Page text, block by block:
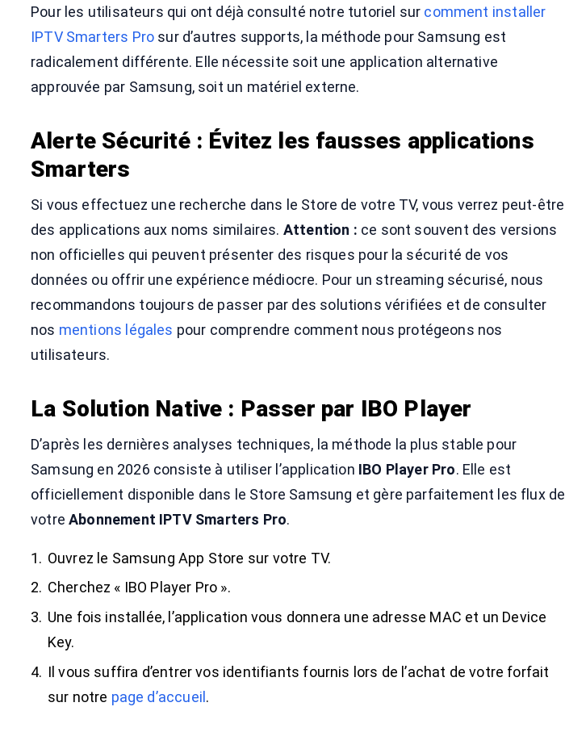
Pour les utilisateurs qui ont déjà consulté notre tutoriel sur comment installer
IPTV Smarters Pro sur d’autres supports, la méthode pour Samsung est
radicalement différente. Elle nécessite soit une application alternative
approuvée par Samsung, soit un matériel externe.
Alerte Sécurité : Évitez les fausses applications
Smarters
Si vous effectuez une recherche dans le Store de votre TV, vous verrez peut-être
des applications aux noms similaires. Attention : ce sont souvent des versions
non officielles qui peuvent présenter des risques pour la sécurité de vos
données ou offrir une expérience médiocre. Pour un streaming sécurisé, nous
recommandons toujours de passer par des solutions vérifiées et de consulter
nos mentions légales pour comprendre comment nous protégeons nos
utilisateurs.
La Solution Native : Passer par IBO Player
D’après les dernières analyses techniques, la méthode la plus stable pour
Samsung en 2026 consiste à utiliser l’application IBO Player Pro. Elle est
officiellement disponible dans le Store Samsung et gère parfaitement les flux de
votreAbonnement IPTV Smarters Pro.
Ouvrez le Samsung App Store sur votre TV.
Cherchez « IBO Player Pro ».
Une fois installée, l’application vous donnera une adresse MAC et un Device
Key.
Il vous suffira d’entrer vos identifiants fournis lors de l’achat de votre forfait
sur notre page d’accueil.